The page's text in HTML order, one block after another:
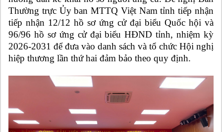
Thường trực Ủy ban MTTQ Việt Nam tỉnh tiếp nhận
tiếp nhận 12/12 hồ sơ ứng cử đại biểu Quốc hội và
96/96 hồ sơ ứng cử đại biểu HĐND tỉnh, nhiệm kỳ
2026-2031 để đưa vào danh sách và tổ chức Hội nghị
hiệp thương lần thứ hai đảm bảo theo quy định.